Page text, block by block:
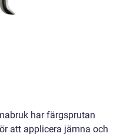
har färgsprutan
att applicera jämna och